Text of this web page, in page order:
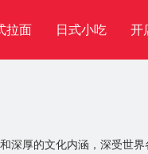
拉面 日式小吃 开
深厚的文化内涵，深受世